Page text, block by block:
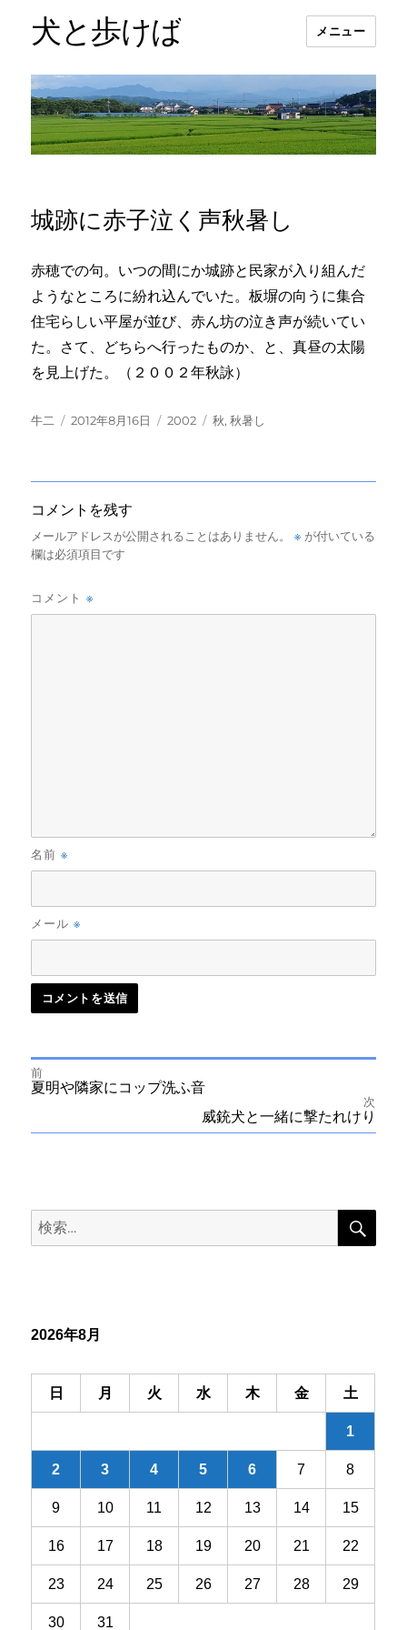
犬と歩けば メニュー
城跡に赤子泣く声秋暑し
赤穂での句。いつの間にか城跡と民家が入り組んだ
ようなところに紛れ込んでいた。板塀の向うに集合
住宅らしい平屋が並び、赤ん坊の泣き声が続いてい
た。さて、どちらへ行ったものか、と、真昼の太陽
を見上げた。（２００２年秋詠）
投
牛二
投
2012年8月16日
カ
2002
タ
秋,秋暑し
コメントを残す
メールアドレスが公開されることはありません。 ※ が付いている
欄は必須項目です
コメント※
名前※
メール※
投
ゲ
ン
前
前
の
夏明や隣家にコップ洗ふ音
次
威銃犬と一緒に撃たれけり
検
索:
検
2026年8月
日 月 火 水 木 金 土
1
2 3 4 5 6 7 8
9 10 11 12 13 14 15
16 17 18 19 20 21 22
23 24 25 26 27 28 29
30 31